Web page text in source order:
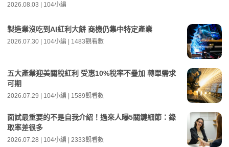
2026.08.03 | 104小編
製造業沒吃到AI紅利大餅 商機仍集中特定產業
2026.07.30 | 104小編 | 1483觀看數
五大產業迎美關稅紅利 受惠10%稅率不疊加 轉單需求
可期
2026.07.29 | 104小編 | 1589觀看數
面試最重要的不是自我介紹！過來人曝5關鍵細節：錄
取率差很多
2026.07.28 | 104小編 | 2333觀看數